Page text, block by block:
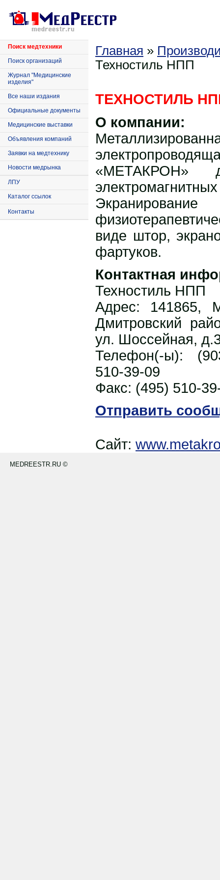
Поиск медтехники
Поиск организаций
Журнал "Медицинские
изделия"
Все наши издания
Официальные документы
Медицинские выставки
Объявления компаний
Заявки на медтехнику
Новости медрынка
ЛПУ
Каталог ссылок
Контакты
Главная »
Техностиль НПП
ТЕХНОСТИЛЬ
О компании:
«МЕТАКРОН»
виде штор,
фартуков.
Контактная
Техностиль НПП
Адрес: 141865,
Дмитровский
ул. Шоссейная,
Телефон(-ы):
510-39-09
Факс: (495) 510-
Отправить
Сайт:
MEDREESTR.RU ©